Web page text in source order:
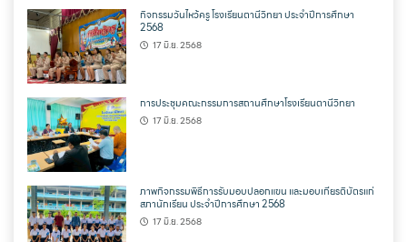
กิจกรรมวันไหว้ครู โรงเรียนตานีวิทยา ประจำปีการศึกษา
2568
17 มิ.ย. 2568
การประชุมคณะกรรมการสถานศึกษาโรงเรียนตานีวิทยา
17 มิ.ย. 2568
ภาพกิจกรรมพิธีการรับมอบปลอกแขน และมอบเกียรติบัตรแก่
สภานักเรียน ประจำปีการศึกษา 2568
17 มิ.ย. 2568